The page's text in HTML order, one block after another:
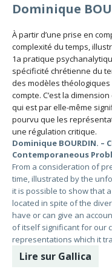
Dominique
À partir d’une prise en
complexité du temps,
1a pratique
spécificité chrétienne du
des modèles
compte. C’est la
qui est par elle-même
pourvu que les
une régulation critique.
Dominique BOURDIN.
Contemporaneous
From a consideration of
time, illustrated by the
it is possible to show that
located in spite of the
have or can give an
of itself significant for our
representations which it
Lire sur Gallica